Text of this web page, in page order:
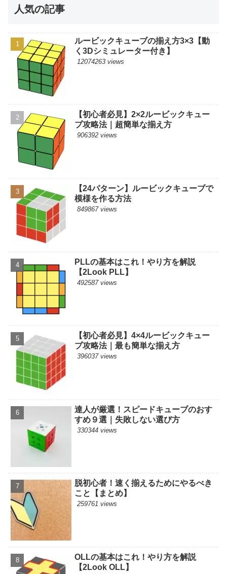
人気の記事
ルービックキューブの揃え方3×3【動
く3Dシミュレーター付き】
12074263 views
【初心者必見】2×2ルービックキュー
ブ攻略法｜超簡単な揃え方
906392 views
【24パターン】ルービックキューブで
模様を作る方法
849867 views
PLLの基本はこれ！やり方を解説
【2Look PLL】
492587 views
【初心者必見】4×4ルービックキュー
ブ攻略法｜最も簡単な揃え方
396037 views
達人が厳選！スピードキューブのおす
すめ９選｜失敗しない選び方
330344 views
脱初心者！速く揃えるためにやるべき
こと【まとめ】
259761 views
OLLの基本はこれ！やり方を解説
【2Look OLL】